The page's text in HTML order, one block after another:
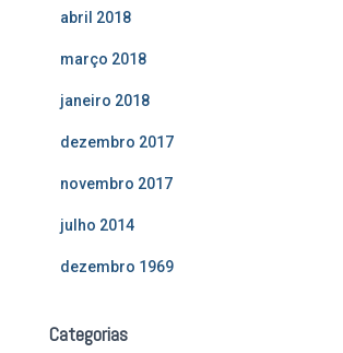
abril 2018
março 2018
janeiro 2018
dezembro 2017
novembro 2017
julho 2014
dezembro 1969
Categorias